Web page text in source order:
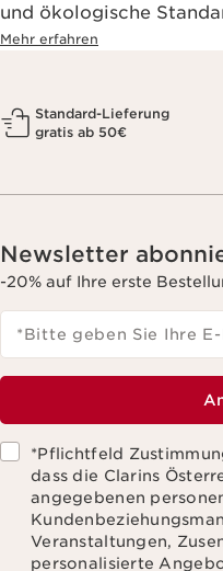
und ökologische
Mehr erfahren
Standard-Lieferung
gratis ab 50€
Newsletter
-20% auf Ihre erste
*Bitte geben Sie Ihre
*Pflichtfeld
dass die Clarins
angegebenen
Veranstaltungen,
personalisierte